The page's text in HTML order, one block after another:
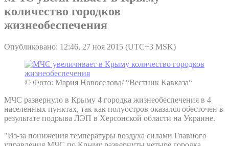
количество городков
жизнеобеспечения
Опубликовано: 12:46, 27 ноя 2015 (UTC+3 MSK)
© Фото: Мария Новоселова/ “Вестник Кавказа“
МЧС развернуло в Крыму 4 городка жизнеобеспечения в 4
населенных пунктах, так как полуостров оказался обесточен в
результате подрыва ЛЭП в Херсонской области на Украине.
"Из-за понижения температуры воздуха силами Главного